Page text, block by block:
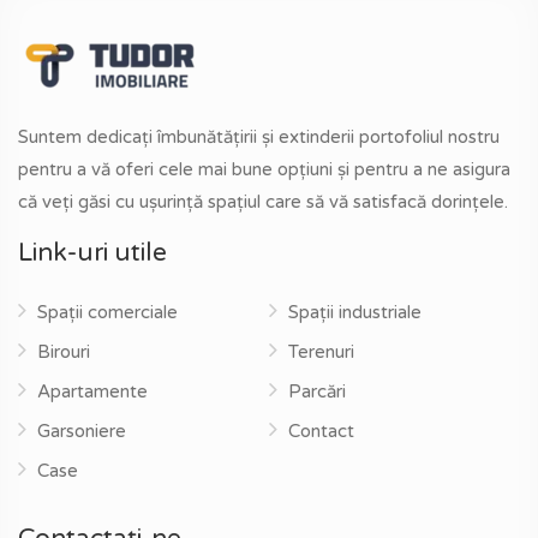
Suntem dedicați îmbunătățirii și extinderii portofoliul nostru
pentru a vă oferi cele mai bune opțiuni și pentru a ne asigura
că veți găsi cu ușurință spațiul care să vă satisfacă dorințele.
Link-uri utile
Spații comerciale
Birouri
Apartamente
Garsoniere
Case
Spații industriale
Terenuri
Parcări
Contact